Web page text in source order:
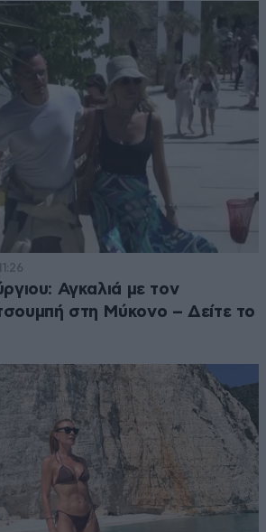
Αγκαλιά με τον
στη Μύκονο – Δείτε το